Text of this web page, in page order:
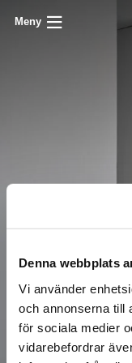
Denna webbplats
Vi använder
och annonserna till
för sociala medier
vidarebefordrar
Meny